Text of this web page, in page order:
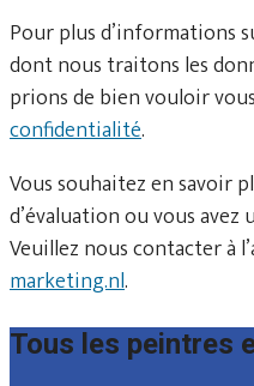
Pour plus d’informations
dont nous traitons les
prions de bien vouloir
confidentialité.
Vous souhaitez en savoir
d’évaluation ou vous
Veuillez nous contacter à
marketing.nl.
Tous les peintres